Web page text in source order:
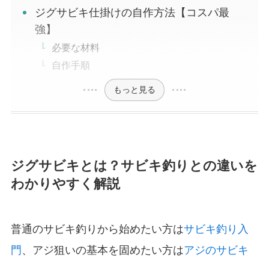
ジグサビキ仕掛けの自作方法【コスパ最
強】
必要な材料
自作手順
もっと見る
ジグサビキとは？サビキ釣りとの違いを
わかりやすく解説
普通のサビキ釣りから始めたい方はサビキ釣り入
門 、アジ狙いの基本を固めたい方はアジのサビキ